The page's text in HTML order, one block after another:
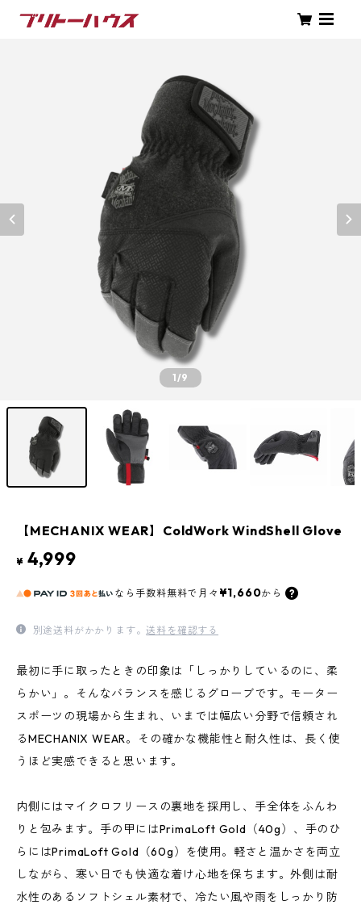
1/9
【MECHANIX WEAR】ColdWork WindShell Glove
¥ 4,999
なら 手数料無料で 月々 ¥1,660から
別途送料がかかります。送料を確認する
最初に手に取ったときの印象は「しっかりしているのに、柔
らかい」。そんなバランスを感じるグローブです。モーター
スポーツの現場から生まれ、いまでは幅広い分野で信頼され
るMECHANIX WEAR。その確かな機能性と耐久性は、長く使
うほど実感できると思います。
内側にはマイクロフリースの裏地を採用し、手全体をふんわ
りと包みます。手の甲にはPrimaLoft Gold（40g）、手のひ
らにはPrimaLoft Gold（60g）を使用。軽さと温かさを両立
しながら、寒い日でも快適な着け心地を保ちます。外側は耐
水性のあるソフトシェル素材で、冷たい風や雨をしっかり防